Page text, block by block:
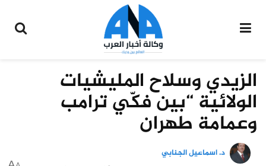
الزيدي وسلاح المليشيات
الولائية “بين فكّي ترامب
وعمامة طهران
د. اسماعيل الجنابي